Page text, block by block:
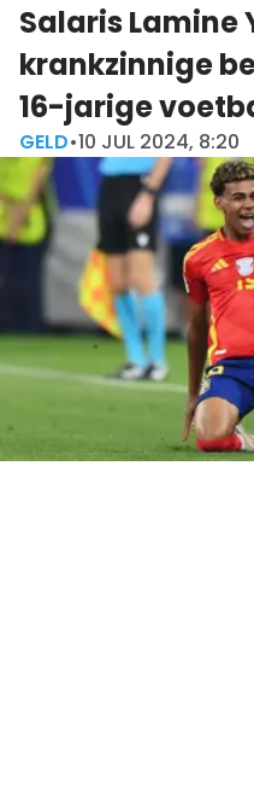
Salaris Lamine
krankzinnige
16-jarige
GELD•10 JUL 2024, 8:20